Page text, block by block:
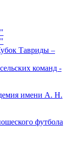
Тавриды –
команд -
имени А. Н.
футбола